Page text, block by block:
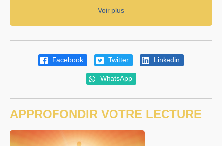
Voir plus
Facebook Twitter Linkedin
WhatsApp
APPROFONDIR VOTRE LECTURE